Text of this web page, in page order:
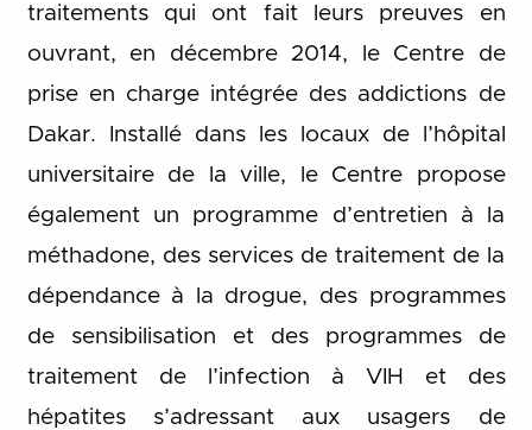
traitements qui ont fait leurs preuves en
ouvrant, en décembre 2014, le Centre de
prise en charge intégrée des addictions de
Dakar. Installé dans les locaux de l’hôpital
universitaire de la ville, le Centre propose
également un programme d’entretien à la
méthadone, des services de traitement de la
dépendance à la drogue, des programmes
de sensibilisation et des programmes de
traitement de l’infection à VIH et des
hépatites s’adressant aux usagers de